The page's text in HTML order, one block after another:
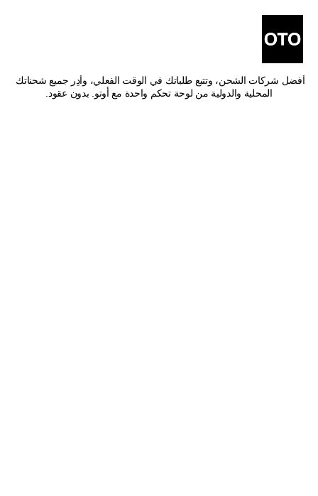
المحلية والدولية من لوحة تحكم واحدة مع أوتو. بدون عقود.